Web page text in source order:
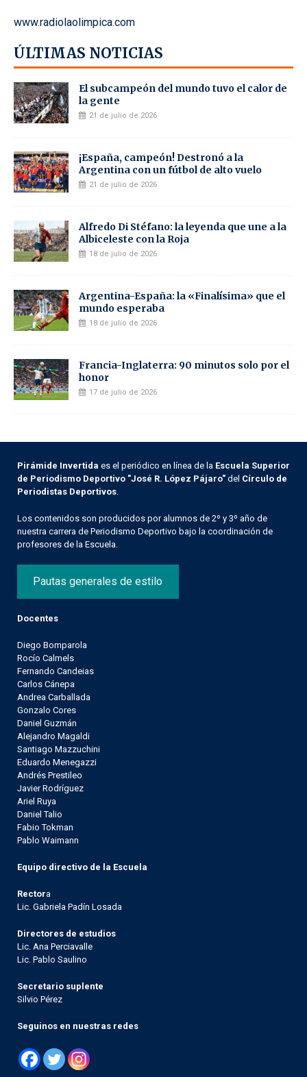
www.radiolaolimpica.com
ÚLTIMAS NOTICIAS
El subcampeón del mundo tuvo el calor de
la gente
21 de julio de 2026
¡España, campeón! Destronó a la
Argentina con un fútbol de alto vuelo
21 de julio de 2026
Alfredo Di Stéfano: la leyenda que une a la
Albiceleste con la Roja
18 de julio de 2026
Argentina-España: la «Finalísima» que el
mundo esperaba
18 de julio de 2026
Francia-Inglaterra: 90 minutos solo por el
honor
17 de julio de 2026
Pirámide Invertida es el periódico en línea de la Escuela Superior
de Periodismo Deportivo "José R. López Pájaro" del Círculo de
Periodistas Deportivos.
Los contenidos son producidos por alumnos de 2º y 3º año de
nuestra carrera de Periodismo Deportivo bajo la coordinación de
profesores de la Escuela.
Pautas generales de estilo
Docentes
Diego Bomparola
Rocío Calmels
Fernando Candeias
Carlos Cánepa
Andrea Carballada
Gonzalo Cores
Daniel Guzmán
Alejandro Magaldi
Santiago Mazzuchini
Eduardo Menegazzi
Andrés Prestileo
Javier Rodríguez
Ariel Ruya
Daniel Talio
Fabio Tokman
Pablo Waimann
Equipo directivo de la Escuela
Rectora
Lic. Gabriela Padín Losada
Directores de estudios
Lic. Ana Perciavalle
Lic. Pablo Saulino
Secretario suplente
Silvio Pérez
Seguinos en nuestras redes